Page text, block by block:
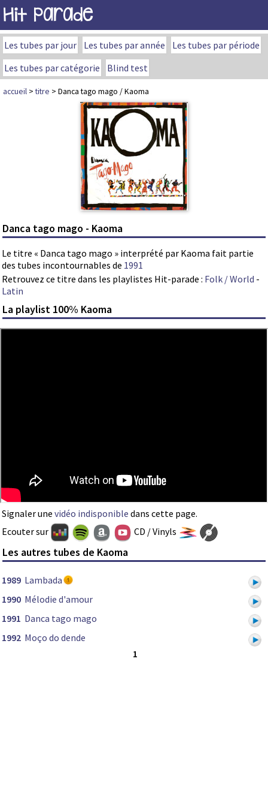
Hit Parade
Les tubes par jour Les tubes par année
Les tubes par période
Les tubes par catégorie
Blind test
accueil >titre > Danca tago mago / Kaoma
Danca tago mago - Kaoma
Le titre « Danca tago mago » interprété par Kaoma fait partie
des tubes incontournables de 1991
Retrouvez ce titre dans les playlistes Hit-parade : Folk / World -
Latin
La playlist 100% Kaoma
Signaler une vidéo indisponible dans cette page.
Ecouter sur
CD / Vinyls
Les autres tubes de Kaoma
1989 Lambada
1990 Mélodie d'amour
1991 Danca tago mago
1992 Moço do dende
1